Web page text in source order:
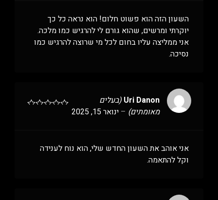
השעון הזה הוא פשוט חלום! הוא נראה כל כך
יוקרתי ומרשים, שהוא גורם לי להרגיש כמו מלכה.
אני ממליצה עליו בחום לכל מי שרוצה להרגיש כמו
נסיכה.
Uri Danon (בעלים
מאומתים) – ינואר 15, 2025
אני אוהב את השעון החדש שלי, הוא נוח לענידה
וקל להתאמה.